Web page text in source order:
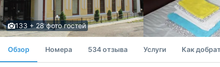
133 + 28 фото гостей
Обзор Номера 534 отзыва Услуги Как